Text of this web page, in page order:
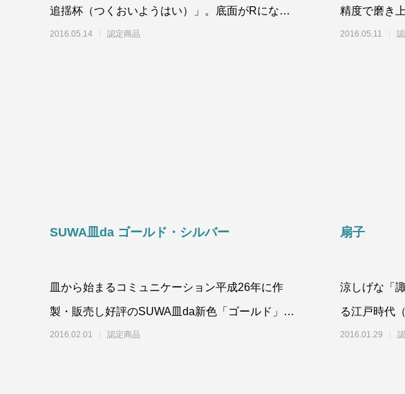
追揺杯（つくおいようはい）」。底面がRになっ
ており、揺れ動くフォルムも特徴的な酒器です。
2016.05.14 認定商品
精度で磨き
と、杯の底
2016.05.11
SUWA皿da ゴールド・シルバー
皿から始まるコミュニケーション平成26年に作
製・販売し好評のSUWA皿da新色「ゴールド」、
「シルバー」が登場。金・銀はともに純度99.
2016.02.01 認定商品
扇子
涼しげな「
る江戸時代
之景」を基
2016.01.29